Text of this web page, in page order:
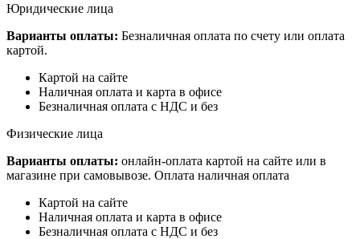
Юридические лица
Варианты оплаты: Безналичная оплата по счету или оплата
картой.
Картой на сайте
Наличная оплата и карта в офисе
Безналичная оплата с НДС и без
Физические лица
Варианты оплаты: онлайн-оплата картой на сайте или в
магазине при самовывозе. Оплата наличная оплата
Картой на сайте
Наличная оплата и карта в офисе
Безналичная оплата с НДС и без